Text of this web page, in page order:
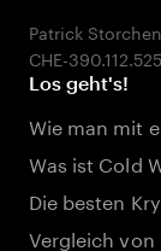
Patrick
Los geht's!
Wie man mit
Was ist Cold
Die besten
Vergleich von